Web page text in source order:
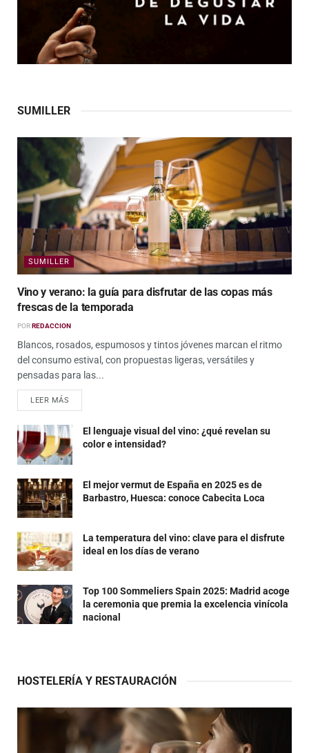
SUMILLER
SUMILLER
Vino y verano: la guía para disfrutar de las copas más
frescas de la temporada
POR REDACCION
Blancos, rosados, espumosos y tintos jóvenes marcan el ritmo
del consumo estival, con propuestas ligeras, versátiles y
pensadas para las...
LEER MÁS
El lenguaje visual del vino: ¿qué revelan su
color e intensidad?
El mejor vermut de España en 2025 es de
Barbastro, Huesca: conoce Cabecita Loca
La temperatura del vino: clave para el disfrute
ideal en los días de verano
Top 100 Sommeliers Spain 2025: Madrid acoge
la ceremonia que premia la excelencia vinícola
nacional
HOSTELERÍA Y RESTAURACIÓN